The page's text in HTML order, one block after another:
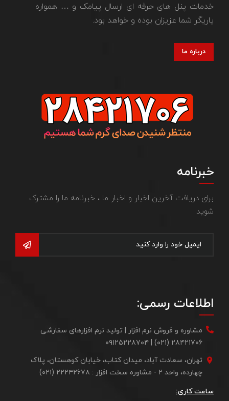
خدمات پنل های حرفه ای ارسال پیامک و … همواره
یاریگر شما عزیزان بوده و خواهد بود.
درباره ما
خبرنامه
برای دریافت آخرین اخبار و اخبار ما ، خبرنامه ما را مشترک
شوید
اطلاعات رسمی:
مشاوره و فروش نرم افزار | تولید نرم افزارهای سفارشی
۲۸۴۲۱۷۰۶ (۰۲۱) | ۰۹۱۲۵۲۲۸۷۰۴
تهران، سعادت آباد، میدان کتاب، خیابان کوهستان، پلاک
چهارده، واحد ۲ - مشاوره سخت افزار : ۲۲۲۴۲۶۷۸ (۰۲۱)
ساعت کاری: